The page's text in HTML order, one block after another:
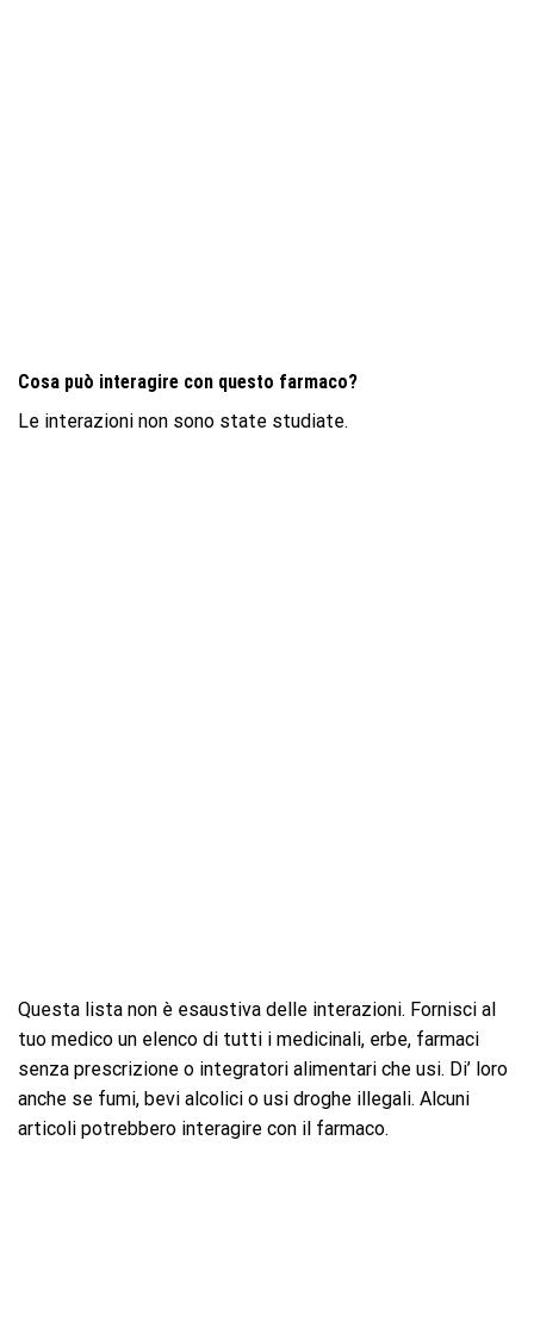
Cosa può interagire con questo farmaco?
Le interazioni non sono state studiate.
Questa lista non è esaustiva delle interazioni. Fornisci al
tuo medico un elenco di tutti i medicinali, erbe, farmaci
senza prescrizione o integratori alimentari che usi. Di’ loro
anche se fumi, bevi alcolici o usi droghe illegali. Alcuni
articoli potrebbero interagire con il farmaco.